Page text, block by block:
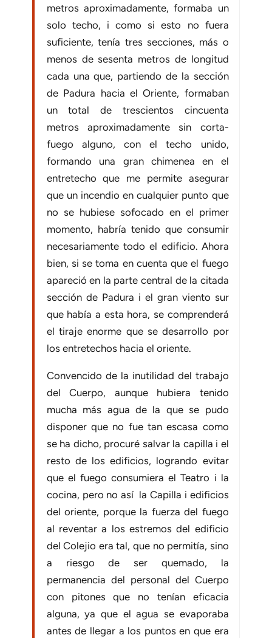
metros aproximadamente, formaba un
solo techo, i como si esto no fuera
suficiente, tenía tres secciones, más o
menos de sesenta metros de longitud
cada una que, partiendo de la sección
de Padura hacia el Oriente, formaban
un total de trescientos cincuenta
metros aproximadamente sin corta-
fuego alguno, con el techo unido,
formando una gran chimenea en el
entretecho que me permite asegurar
que un incendio en cualquier punto que
no se hubiese sofocado en el primer
momento, habría tenido que consumir
necesariamente todo el edificio. Ahora
bien, si se toma en cuenta que el fuego
apareció en la parte central de la citada
sección de Padura i el gran viento sur
que había a esta hora, se comprenderá
el tiraje enorme que se desarrollo por
los entretechos hacia el oriente.
Convencido de la inutilidad del trabajo
del Cuerpo, aunque hubiera tenido
mucha más agua de la que se pudo
disponer que no fue tan escasa como
se ha dicho, procuré salvar la capilla i el
resto de los edificios, logrando evitar
que el fuego consumiera el Teatro i la
cocina, pero no así la Capilla i edificios
del oriente, porque la fuerza del fuego
al reventar a los estremos del edificio
del Colejio era tal, que no permitía, sino
a riesgo de ser quemado, la
permanencia del personal del Cuerpo
con pitones que no tenían eficacia
alguna, ya que el agua se evaporaba
antes de llegar a los puntos en que era